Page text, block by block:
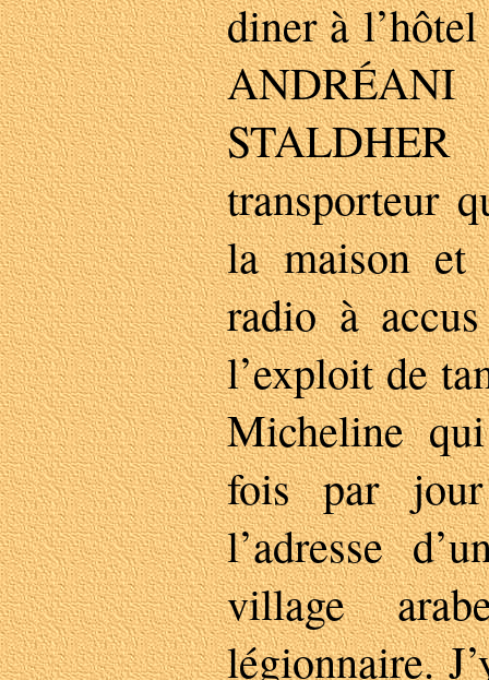
diner à
transporteur
la maison
radio à
l’exploit de
Micheline
fois par
l’adresse
village
légionnaire.